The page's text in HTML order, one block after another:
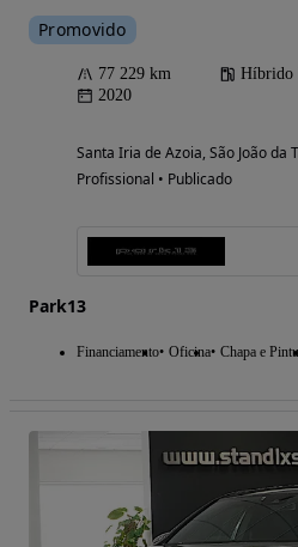
Promovido
77 229 km Híbrido
2020
Santa Iria de Azoia, São João da
Profissional • Publicado
Park13
Financiamento Oficina Chapa e